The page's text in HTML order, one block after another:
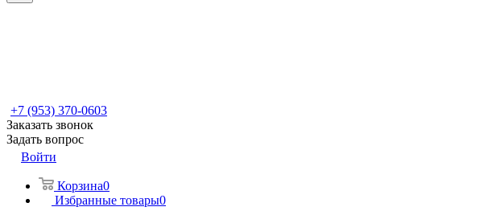
+7 (953) 370-0603
Заказать звонок
Задать вопрос
Войти
Корзина0
Избранные товары0